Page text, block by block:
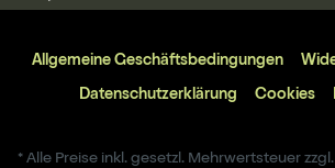
Allgemeine Geschäftsbedingungen
Datenschutzerklärung Cookies
* Alle Preise inkl. gesetzl. Mehrwertsteuer zzgl.